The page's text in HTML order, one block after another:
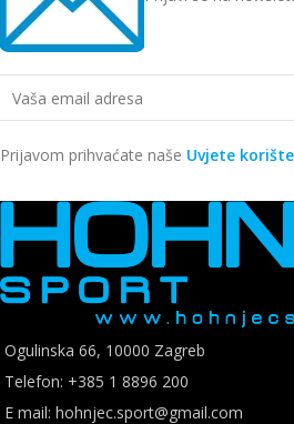
Prijavom prihvaćate naše Uvjete
Ogulinska 66, 10000 Zagreb
Telefon: +385 1 8896 200
E mail: hohnjec.sport@gmail.com